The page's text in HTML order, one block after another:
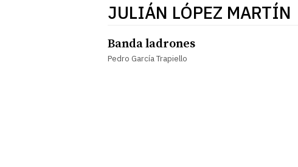
JULIÁN LÓPEZ MARTÍN
Banda ladrones
Pedro García Trapiello